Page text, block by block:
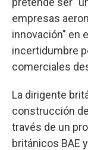
empresas
innovación" en
incertidumbre
comerciales
La dirigente
construcción
través de un
británicos BAE